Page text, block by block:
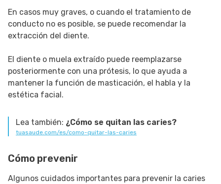
En casos muy graves, o cuando el tratamiento de
conducto no es posible, se puede recomendar la
extracción del diente.
El diente o muela extraído puede reemplazarse
posteriormente con una prótesis, lo que ayuda a
mantener la función de masticación, el habla y la
estética facial.
Lea también: ¿Cómo se quitan las caries?
tuasaude.com/es/como-quitar-las-caries
Cómo prevenir
Algunos cuidados importantes para prevenir la caries